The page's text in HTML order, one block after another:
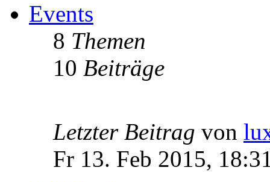
Events
8 Themen
10 Beiträge
Letzter Beitrag von
Fr 13. Feb 2015,